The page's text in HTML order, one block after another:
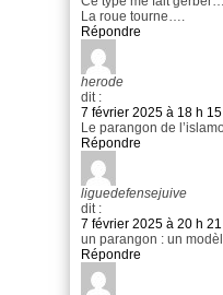
La roue tourne….
Répondre
herode
dit :
7 février 2025 à 18 h
Le parangon de
Répondre
liguedefensejuive
dit :
7 février 2025 à 20 h
un parangon : un
Répondre